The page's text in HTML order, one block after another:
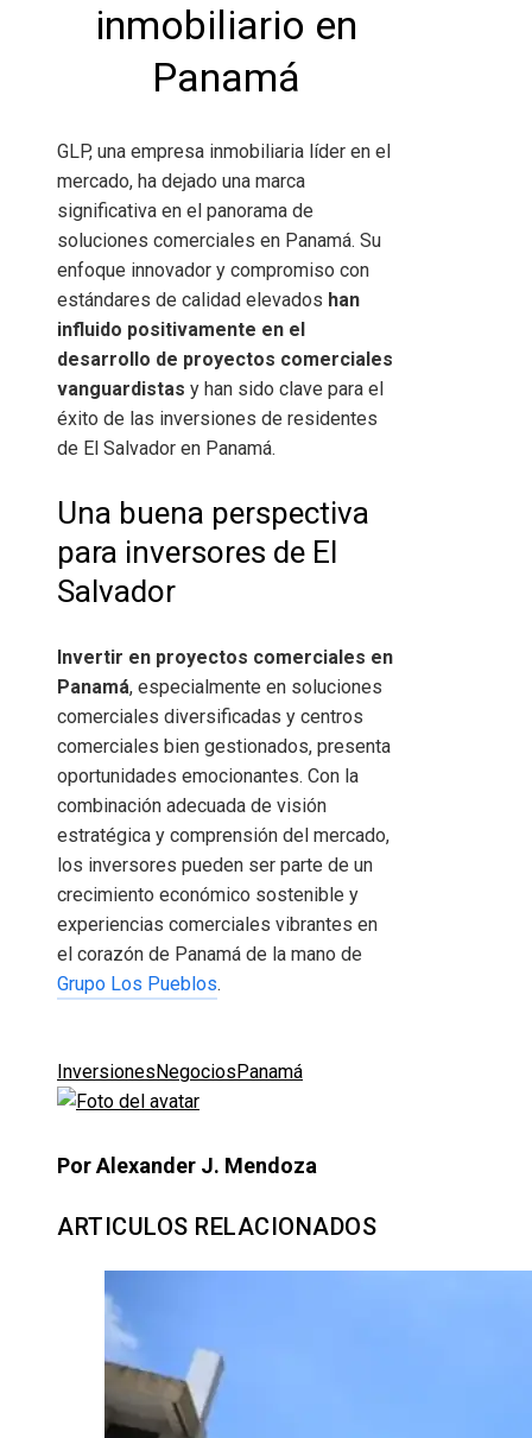
inmobiliario en
Panamá
GLP, una empresa inmobiliaria líder en el
mercado, ha dejado una marca
significativa en el panorama de
soluciones comerciales en Panamá. Su
enfoque innovador y compromiso con
estándares de calidad elevados han
influido positivamente en el
desarrollo de proyectos comerciales
vanguardistas y han sido clave para el
éxito de las inversiones de residentes
de El Salvador en Panamá.
Una buena perspectiva
para inversores de El
Salvador
Invertir en proyectos comerciales en
Panamá, especialmente en soluciones
comerciales diversificadas y centros
comerciales bien gestionados, presenta
oportunidades emocionantes. Con la
combinación adecuada de visión
estratégica y comprensión del mercado,
los inversores pueden ser parte de un
crecimiento económico sostenible y
experiencias comerciales vibrantes en
el corazón de Panamá de la mano de
Grupo Los Pueblos.
Inversiones Negocios Panamá
Por Alexander J. Mendoza
ARTICULOS RELACIONADOS